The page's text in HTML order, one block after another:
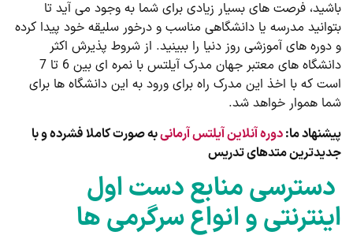
باشید، فرصت­ های بسیار زیادی برای شما به وجود می­ آید تا
بتوانید مدرسه یا دانشگاهی مناسب و درخور سلیقه خود پیدا کرده
و دوره­ های آموزشی روز دنیا را ببینید. از شروط پذیرش اکثر
دانشگاه های معتبر جهان مدرک آیلتس با نمره ای بین 6 تا 7
است که با اخذ این مدرک راه برای ورود به این دانشگاه­ ها برای
شما هموار خواهد شد.
پیشنهاد ما:دوره آنلاین آیلتس آرمانیبه صورت کاملا فشرده و با
جدیدترین متدهای تدریس
دسترسی منابع دست اول
اینترنتی و انواع سرگرمی­ ها